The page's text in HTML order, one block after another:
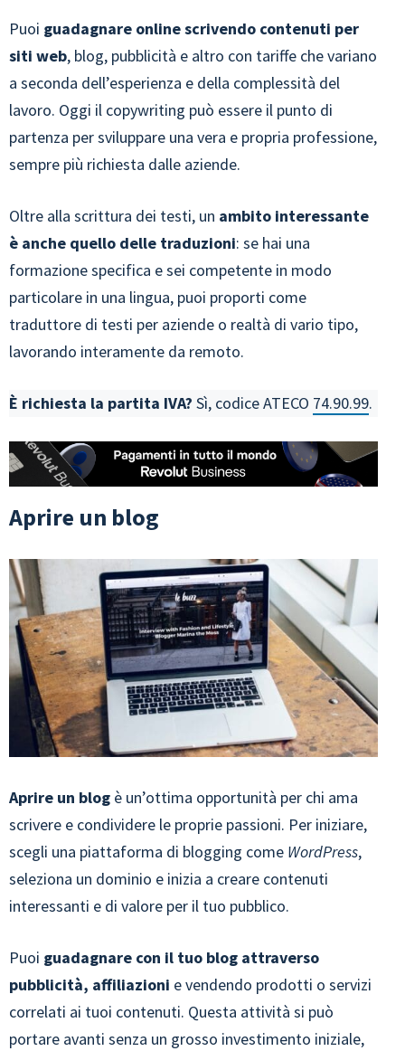
Puoi guadagnare online scrivendo contenuti per
siti web, blog, pubblicità e altro con tariffe che variano
a seconda dell’esperienza e della complessità del
lavoro. Oggi il copywriting può essere il punto di
partenza per sviluppare una vera e propria professione,
sempre più richiesta dalle aziende.
Oltre alla scrittura dei testi, un ambito interessante
è anche quello delle traduzioni: se hai una
formazione specifica e sei competente in modo
particolare in una lingua, puoi proporti come
traduttore di testi per aziende o realtà di vario tipo,
lavorando interamente da remoto.
È richiesta la partita IVA? Sì, codice ATECO 74.90.99.
Aprire un blog
Aprire un blog è un’ottima opportunità per chi ama
scrivere e condividere le proprie passioni. Per iniziare,
scegli una piattaforma di blogging come WordPress,
seleziona un dominio e inizia a creare contenuti
interessanti e di valore per il tuo pubblico.
Puoi guadagnare con il tuo blog attraverso
pubblicità, affiliazioni e vendendo prodotti o servizi
correlati ai tuoi contenuti. Questa attività si può
portare avanti senza un grosso investimento iniziale,